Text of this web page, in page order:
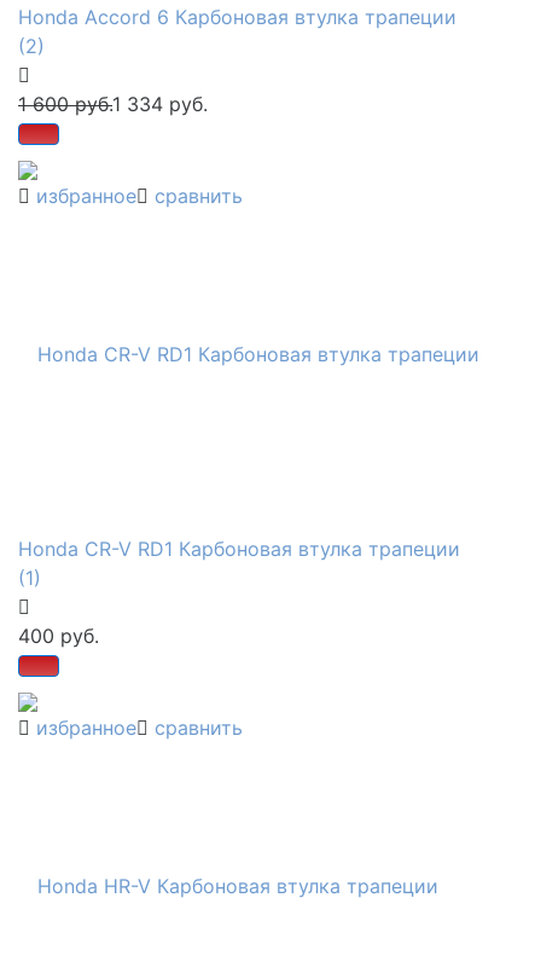
избранное сравнить
Honda Accord 6 Карбоновая втулка трапеции
(2)
1 600 руб.1 334 руб.
избранное сравнить
Honda CR-V RD1 Карбоновая втулка трапеции
(1)
400 руб.